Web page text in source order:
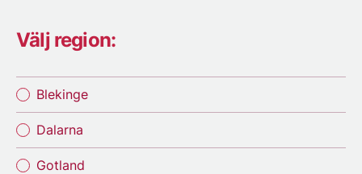
Välj region:
Blekinge
Dalarna
Gotland